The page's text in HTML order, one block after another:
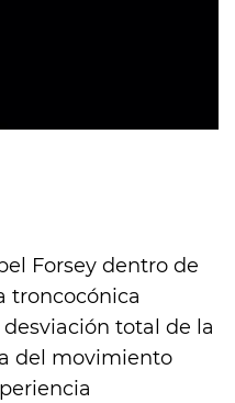
Forsey dentro de
troncocónica
total de la
del movimiento